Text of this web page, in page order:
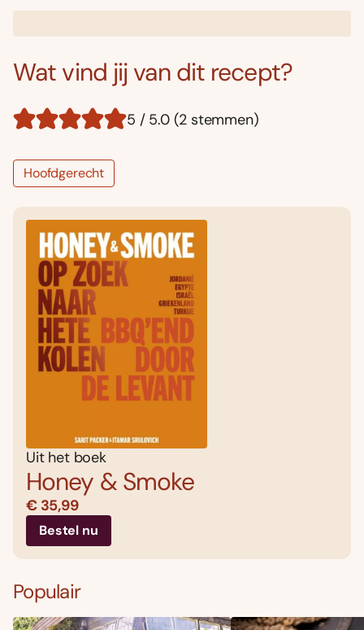
Wat vind jij van dit recept?
5 / 5.0 (2 stemmen)
Hoofdgerecht
Uit het boek
Honey & Smoke
€ 35,99
Bestel nu
Populair